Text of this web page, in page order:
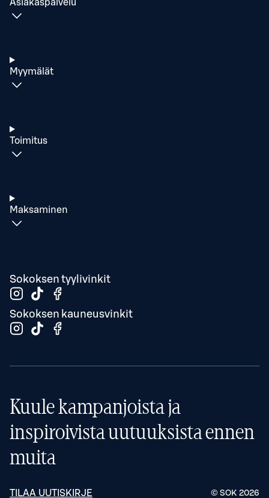
Asiakaspalvelu
Myymälät
Toimitus
Maksaminen
Sokoksen tyylivinkit
Sokoksen kauneusvinkit
Kuule kampanjoista ja
inspiroivista uutuuksista ennen
muita
TILAA UUTISKIRJE © SOK 2026